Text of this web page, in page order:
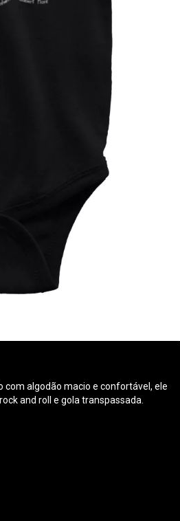
com algodão macio e confortável, ele
and roll e gola transpassada.